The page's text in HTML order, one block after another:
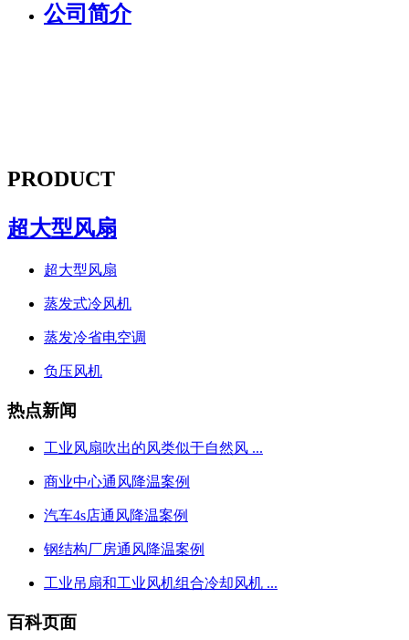
公司简介
PRODUCT
超大型风扇
超大型风扇
蒸发式冷风机
蒸发冷省电空调
负压风机
热点新闻
工业风扇吹出的风类似于自然风 ...
商业中心通风降温案例
汽车4s店通风降温案例
钢结构厂房通风降温案例
工业吊扇和工业风机组合冷却风机 ...
百科页面